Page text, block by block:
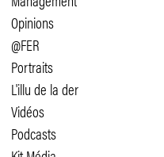
Opinions
@FER
Portraits
L'illu de la der
Vidéos
Podcasts